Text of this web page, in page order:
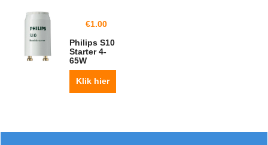
€1.00
Philips S10
Starter 4-
65W
Klik hier